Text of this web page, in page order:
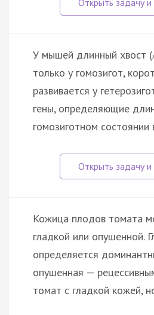
У мышей длинный хвост
только у гомозигот,
развивается у
гены, определяющие
гомозиготном
Кожица плодов томата
гладкой или опушенной.
определяется
опушенная —
томат с гладкой кожей,